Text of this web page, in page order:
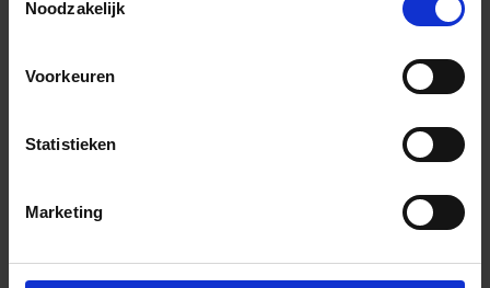
Noodzakelijk
Voorkeuren
Statistieken
Marketing